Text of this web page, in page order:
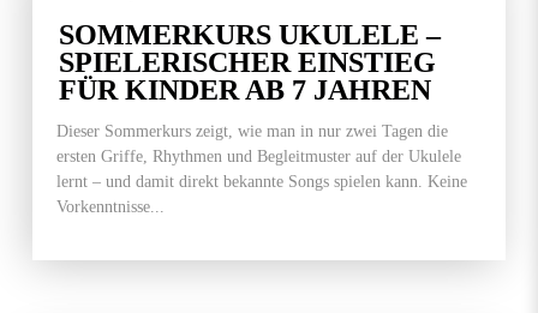
SOMMERKURS UKULELE –
SPIELERISCHER EINSTIEG
FÜR KINDER AB 7 JAHREN
Dieser Sommerkurs zeigt, wie man in nur zwei Tagen die
ersten Griffe, Rhythmen und Begleitmuster auf der Ukulele
lernt – und damit direkt bekannte Songs spielen kann. Keine
Vorkenntnisse...